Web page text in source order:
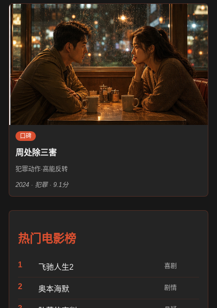
口碑
周处除三害
犯罪动作·高能反转
2024 · 犯罪 · 9.1分
热门电影榜
1 飞驰人生2 喜剧
2 奥本海默 剧情